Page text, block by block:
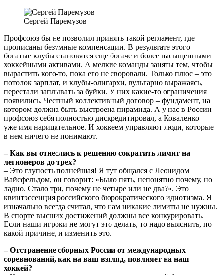
Сергей Паремузов
Профсоюз бы не позволил принять такой регламент, где
прописаны безумные компенсации. В результате этого
богатые клубы становятся еще богаче и более насыщенными
хоккейными активами. А мелкие команды заняты тем, чтобы
вырастить кого-то, пока его не своровали. Только плюс – это
потолок зарплат, и клубы-олигархи, вульгарно выражаясь,
перестали заплывать за буйки. У них какие-то ограничения
появились. Честный коллективный договор – фундамент, на
котором должна быть выстроена пирамида. А у нас в России
профсоюз себя полностью дискредитировал, а Коваленко –
уже имя нарицательное. И хоккеем управляют люди, которые
в нем ничего не понимают.
– Как вы отнеслись к решению сократить лимит на
легионеров до трех?
– Это глупость полнейшая! Я тут общался с Леонидом
Вайсфельдом, он говорит: «Было пять, непонятно почему, но
ладно. Стало три, почему не четыре или не два?». Это
квинтэссенция российского бюрократического идиотизма. Я
изначально всегда считал, что нам никакие лимиты не нужны.
В спорте высших достижений должны все конкурировать.
Если наши игроки не могут это делать, то надо выяснить, по
какой причине, и изменить это.
– Отстранение сборных России от международных
соревнований, как на ваш взгляд, повлияет на наш
хоккей?